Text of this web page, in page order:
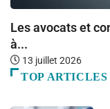
Les avocats et
à...
13 juillet 2026
TOP ARTICLES